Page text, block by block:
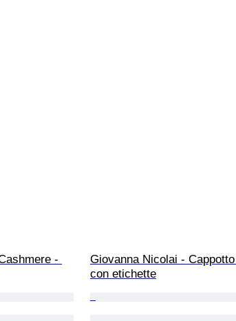
-
Giovanna Nicolai -
con etichette